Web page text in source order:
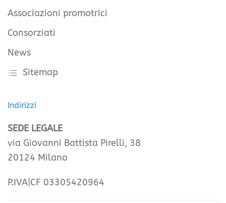
Associazioni promotrici
Consorziati
News
Sitemap
Indirizzi
SEDE LEGALE
via Giovanni Battista Pirelli, 38
20124 Milano
P.IVA|CF 03305420964